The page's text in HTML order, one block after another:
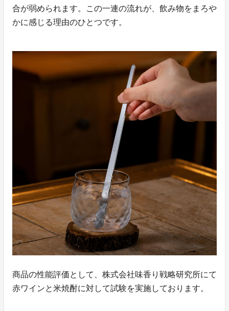
合が弱められます。この一連の流れが、飲み物をまろや
かに感じる理由のひとつです。
商品の性能評価として、株式会社味香り戦略研究所にて
赤ワインと米焼酎に対して試験を実施しております。